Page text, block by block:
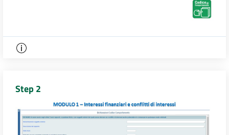
Step 2